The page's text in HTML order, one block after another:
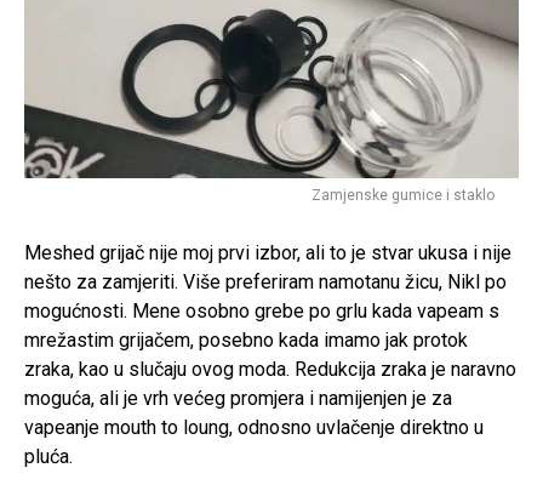
Zamjenske gumice i staklo
Meshed grijač nije moj prvi izbor, ali to je stvar ukusa i nije
nešto za zamjeriti. Više preferiram namotanu žicu, Nikl po
mogućnosti. Mene osobno grebe po grlu kada vapeam s
mrežastim grijačem, posebno kada imamo jak protok
zraka, kao u slučaju ovog moda. Redukcija zraka je naravno
moguća, ali je vrh većeg promjera i namijenjen je za
vapeanje mouth to loung, odnosno uvlačenje direktno u
pluća.